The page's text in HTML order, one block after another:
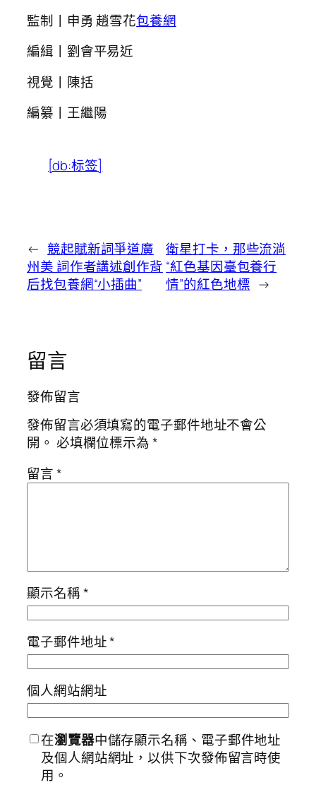
監制丨申勇 趙雪花包養網
編緝丨劉會平易近
視覺丨陳括
編纂丨王繼陽
[db:标签]
← 競起賦新詞爭道廣
州美 詞作者講述創作背
后找包養網“小插曲”
衛星打卡，那些流淌
“紅色基因臺包養行
情”的紅色地標 →
留言
發佈留言
發佈留言必須填寫的電子郵件地址不會公
開。 必填欄位標示為*
留言*
顯示名稱*
電子郵件地址*
個人網站網址
在瀏覽器中儲存顯示名稱、電子郵件地址
及個人網站網址，以供下次發佈留言時使
用。